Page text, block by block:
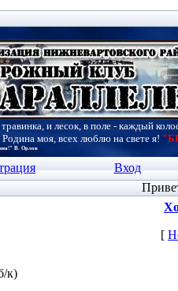
и лесок, в поле - каждый
моя, всех люблю на свете я!
В. Орлов
Вход
[
к)